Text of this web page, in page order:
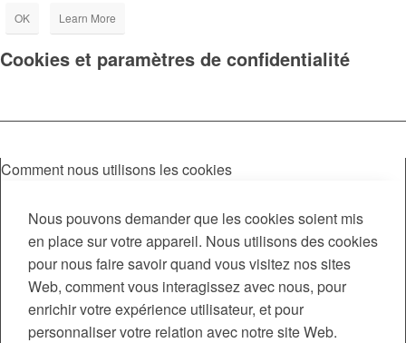
OK Learn More
Cookies et paramètres de confidentialité
Comment nous utilisons les cookies
Nous pouvons demander que les cookies soient mis
en place sur votre appareil. Nous utilisons des cookies
pour nous faire savoir quand vous visitez nos sites
Web, comment vous interagissez avec nous, pour
enrichir votre expérience utilisateur, et pour
personnaliser votre relation avec notre site Web.